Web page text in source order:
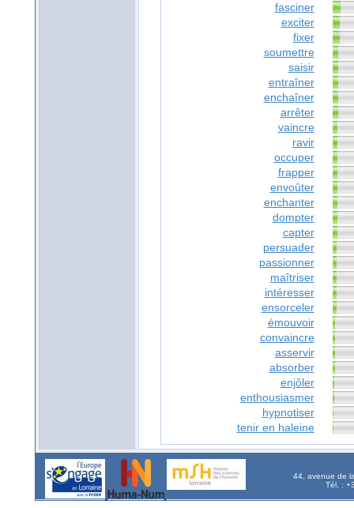
fasciner
exciter
fixer
soumettre
saisir
entraîner
enchaîner
arrêter
vaincre
ravir
occuper
frapper
envoûter
enchanter
dompter
capter
persuader
passionner
maîtriser
intéresser
ensorceler
émouvoir
convaincre
asservir
absorber
enjôler
enthousiasmer
hypnotiser
tenir en haleine
44, avenue de
Tél. :